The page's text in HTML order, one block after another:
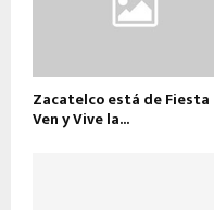
Zacatelco está de Fiesta
Ven y Vive la...